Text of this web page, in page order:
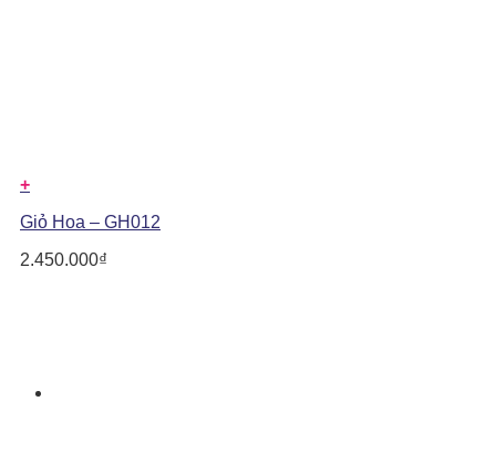
+
Giỏ Hoa – GH012
2.450.000₫